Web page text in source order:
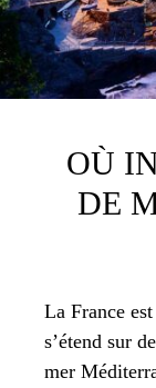
OÙ
DE
La France
s’étend sur
mer